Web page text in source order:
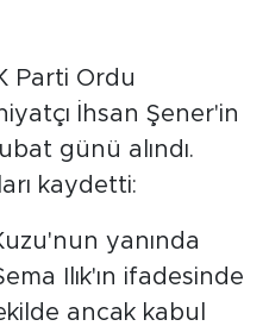
Parti Ordu
İhsan Şener'in
günü alındı.
kaydetti:
yanında
Ilık'ın ifadesinde
ancak kabul